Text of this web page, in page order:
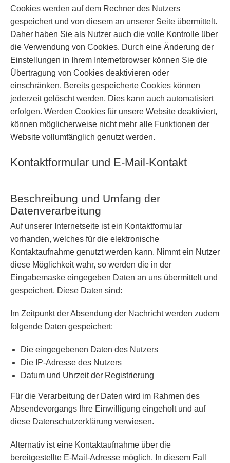
Cookies werden auf dem Rechner des Nutzers
gespeichert und von diesem an unserer Seite übermittelt.
Daher haben Sie als Nutzer auch die volle Kontrolle über
die Verwendung von Cookies. Durch eine Änderung der
Einstellungen in Ihrem Internetbrowser können Sie die
Übertragung von Cookies deaktivieren oder
einschränken. Bereits gespeicherte Cookies können
jederzeit gelöscht werden. Dies kann auch automatisiert
erfolgen. Werden Cookies für unsere Website deaktiviert,
können möglicherweise nicht mehr alle Funktionen der
Website vollumfänglich genutzt werden.
Kontaktformular und E-Mail-Kontakt
Beschreibung und Umfang der
Datenverarbeitung
Auf unserer Internetseite ist ein Kontaktformular
vorhanden, welches für die elektronische
Kontaktaufnahme genutzt werden kann. Nimmt ein Nutzer
diese Möglichkeit wahr, so werden die in der
Eingabemaske eingegeben Daten an uns übermittelt und
gespeichert. Diese Daten sind:
Im Zeitpunkt der Absendung der Nachricht werden zudem
folgende Daten gespeichert:
Die eingegebenen Daten des Nutzers
Die IP-Adresse des Nutzers
Datum und Uhrzeit der Registrierung
Für die Verarbeitung der Daten wird im Rahmen des
Absendevorgangs Ihre Einwilligung eingeholt und auf
diese Datenschutzerklärung verwiesen.
Alternativ ist eine Kontaktaufnahme über die
bereitgestellte E-Mail-Adresse möglich. In diesem Fall